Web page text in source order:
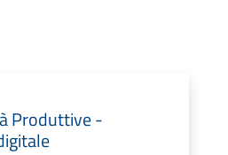
Produttive -